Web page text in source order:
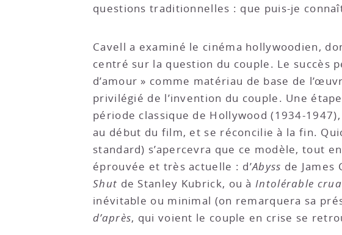
questions traditionnelles : que puis-je
Cavell a examiné le cinéma hollywoodien,
centré sur la question du couple. Le succès
d’amour » comme matériau de base de
privilégié de l’invention du couple. Une
période classique de Hollywood (1934-
au début du film, et se réconcilie à la fin.
standard) s’apercevra que ce modèle, tout
éprouvée et très actuelle : d’Abyss de James
Shut de Stanley Kubrick, ou à Intolérable
inévitable ou minimal (on remarquera sa
d’après, qui voient le couple en crise se